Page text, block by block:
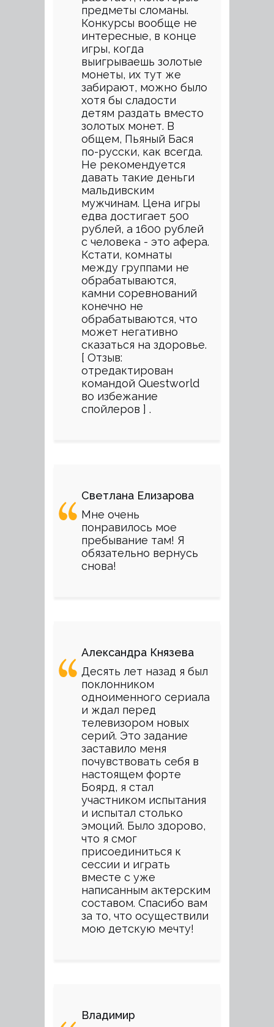
предметы сломаны.
Конкурсы вообще не
интересные, в конце
игры, когда
выигрываешь золотые
монеты, их тут же
забирают, можно было
хотя бы сладости
детям раздать вместо
золотых монет. В
общем, Пьяный Бася
по-русски, как всегда.
Не рекомендуется
давать такие деньги
мальдивским
мужчинам. Цена игры
едва достигает 500
рублей, а 1600 рублей
с человека - это афера.
Кстати, комнаты
между группами не
обрабатываются,
камни соревнований
конечно не
обрабатываются, что
может негативно
сказаться на здоровье.
[ Отзыв:
отредактирован
командой Questworld
во избежание
спойлеров ] .
Светлана Елизарова
Мне очень
понравилось мое
пребывание там! Я
обязательно вернусь
снова!
Александра Князева
Десять лет назад я был
поклонником
одноименного сериала
и ждал перед
телевизором новых
серий. Это задание
заставило меня
почувствовать себя в
настоящем форте
Боярд, я стал
участником испытания
и испытал столько
эмоций. Было здорово,
что я смог
присоединиться к
сессии и играть
вместе с уже
написанным актерским
составом. Спасибо вам
за то, что осуществили
мою детскую мечту!
Владимир